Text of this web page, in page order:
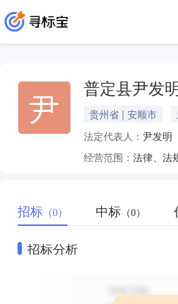
尹 普定县尹发
贵州省 | 安顺市
法定代表人： 尹发明
经营范围：
招标 （0） 中标 （0）
招标分析